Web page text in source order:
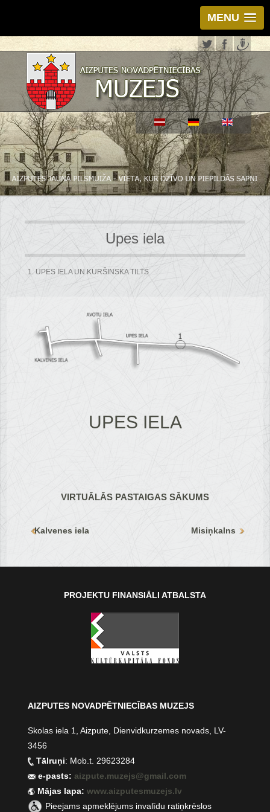
MENU
Upes iela
1. UPES IELA UN KURŠINSKA TILTS
UPES IELA
VIRTUĀLĀS PASTAIGAS SĀKUMS
Kalvenes iela Misiņkalns
PROJEKTU FINANSIĀLI ATBALSTA
AIZPUTES NOVADPĒTNIECĪBAS MUZEJS
Skolas iela 1, Aizpute, Dienvidkurzemes novads, LV-
3456
Tālruņi: Mob.t. 29623284
e-pasts:aizpute.muzejs@gmail.com
Mājas lapa:www.aizputesmuzejs.lv
Pieejams apmeklējums invalīdu ratiņkrēslos